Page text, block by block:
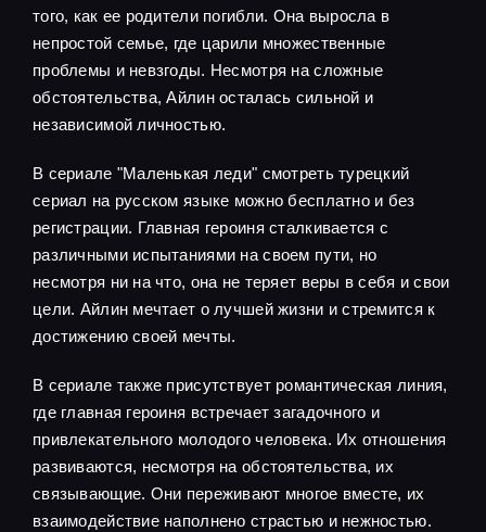
того, как ее родители погибли. Она выросла в
непростой семье, где царили множественные
проблемы и невзгоды. Несмотря на сложные
обстоятельства, Айлин осталась сильной и
независимой личностью.
В сериале "Маленькая леди" смотреть турецкий
сериал на русском языке можно бесплатно и без
регистрации. Главная героиня сталкивается с
различными испытаниями на своем пути, но
несмотря ни на что, она не теряет веры в себя и свои
цели. Айлин мечтает о лучшей жизни и стремится к
достижению своей мечты.
В сериале также присутствует романтическая линия,
где главная героиня встречает загадочного и
привлекательного молодого человека. Их отношения
развиваются, несмотря на обстоятельства, их
связывающие. Они переживают многое вместе, их
взаимодействие наполнено страстью и нежностью.